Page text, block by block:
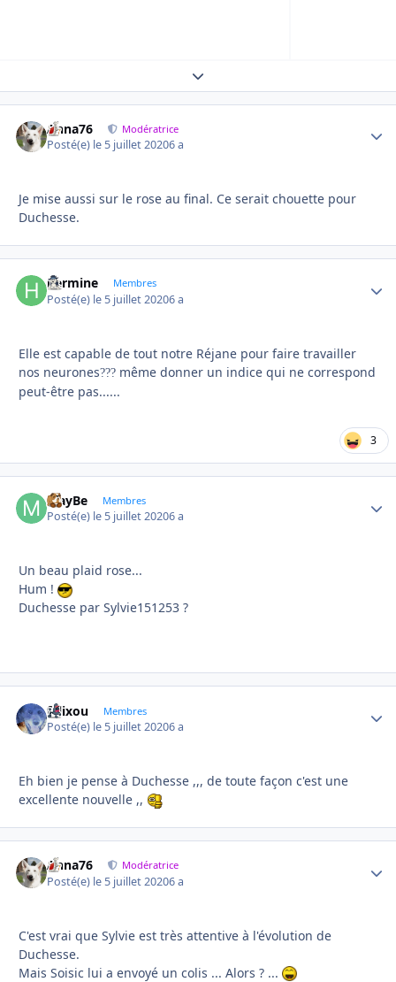
Expand topic overview
Anna76 Modératrice
Posté(e) le 5 juillet 20206 a
Je mise aussi sur le rose au final. Ce serait chouette pour
Duchesse.
hermine Membres
Posté(e) le 5 juillet 20206 a
Elle est capable de tout notre Réjane pour faire travailler
nos neurones??? même donner un indice qui ne correspond
peut-être pas......
3
MayBe Membres
Posté(e) le 5 juillet 20206 a
Un beau plaid rose...
Hum !
Duchesse par Sylvie151253 ?
felixou Membres
Posté(e) le 5 juillet 20206 a
Eh bien je pense à Duchesse ,,, de toute façon c'est une
excellente nouvelle ,,
Anna76 Modératrice
Posté(e) le 5 juillet 20206 a
C'est vrai que Sylvie est très attentive à l'évolution de
Duchesse.
Mais Soisic lui a envoyé un colis ... Alors ? ...